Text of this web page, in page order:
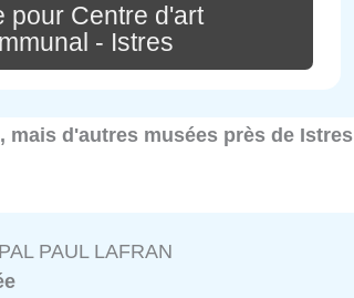
pour Centre d'art
- Istres
d'autres musées près de Istres
PAUL LAFRAN